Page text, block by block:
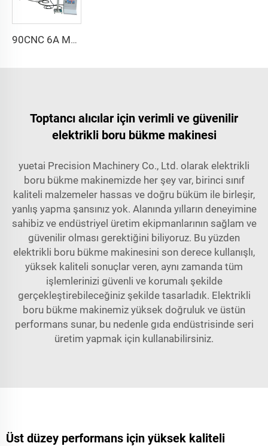
90CNC 6A MS CNC Tüp Bükme Makinesi Demir Tüp Kare Boru Bükme Makinesi Motorlu Alüminyum ve Paslanmaz Çelik Beygir Tüp Borular İçin
Toptancı alıcılar için verimli ve güvenilir
elektrikli boru bükme makinesi
yuetai Precision Machinery Co., Ltd. olarak elektrikli
boru bükme makinemizde her şey var, birinci sınıf
kaliteli malzemeler hassas ve doğru büküm ile birleşir,
yanlış yapma şansınız yok. Alanında yılların deneyimine
sahibiz ve endüstriyel üretim ekipmanlarının sağlam ve
güvenilir olması gerektiğini biliyoruz. Bu yüzden
elektrikli boru bükme makinesini son derece kullanışlı,
yüksek kaliteli sonuçlar veren, aynı zamanda tüm
işlemlerinizi güvenli ve korumalı şekilde
gerçekleştirebileceğiniz şekilde tasarladık. Elektrikli
boru bükme makinemiz yüksek doğruluk ve üstün
performans sunar, bu nedenle gıda endüstrisinde seri
üretim yapmak için kullanabilirsiniz.
Üst düzey performans için yüksek kaliteli